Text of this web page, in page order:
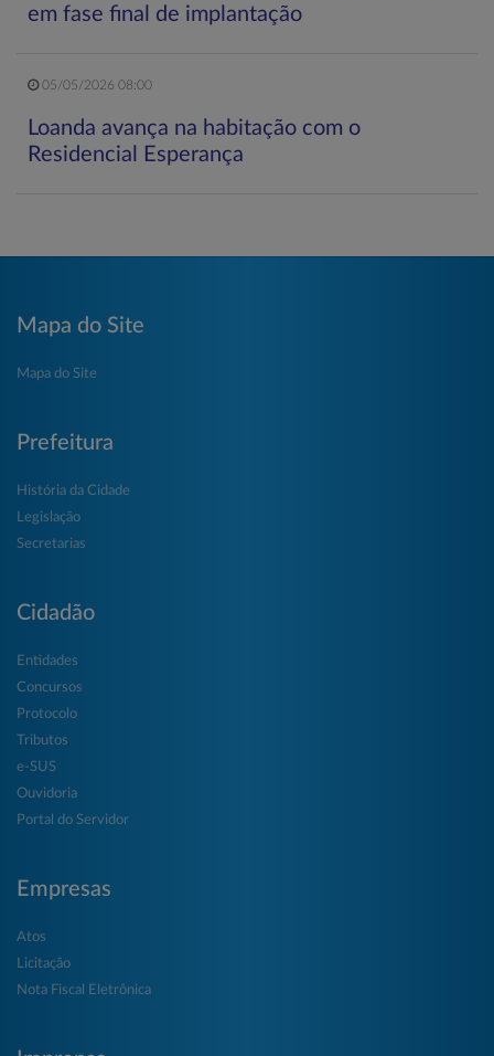
em fase final de implantação
05/05/2026 08:00
Loanda avança na habitação com o
Residencial Esperança
Mapa do Site
Mapa do Site
Prefeitura
História da Cidade
Legislação
Secretarias
Cidadão
Entidades
Concursos
Protocolo
Tributos
e-SUS
Ouvidoria
Portal do Servidor
Empresas
Atos
Licitação
Nota Fiscal Eletrônica